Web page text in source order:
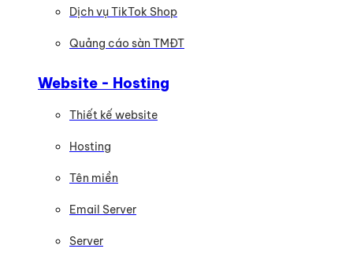
Dịch vụ TikTok Shop
Quảng cáo sàn TMĐT
Website - Hosting
Thiết kế website
Hosting
Tên miền
Email Server
Server